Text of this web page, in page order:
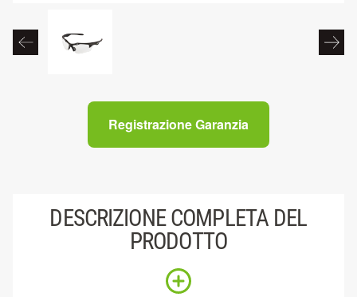
Registrazione Garanzia
DESCRIZIONE COMPLETA DEL
PRODOTTO